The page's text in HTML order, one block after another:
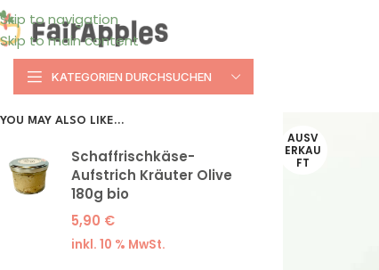
Skip to navigation
Skip to main content
KATEGORIEN DURCHSUCHEN
YOU MAY ALSO LIKE…
Schaffrischkäse-
Aufstrich Kräuter Olive
180g bio
5,90 €
inkl. 10 % MwSt.
AUSV
ERKAU
FT